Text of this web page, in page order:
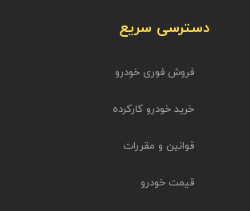
دسترسی سریع
فروش فوری خودرو
خرید خودرو کارکرده
قوانین و مقررات
قیمت خودرو